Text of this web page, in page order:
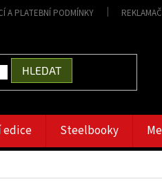
A PLATEBNÍ PODMÍNKY
HLEDAT
edice Steelbooky